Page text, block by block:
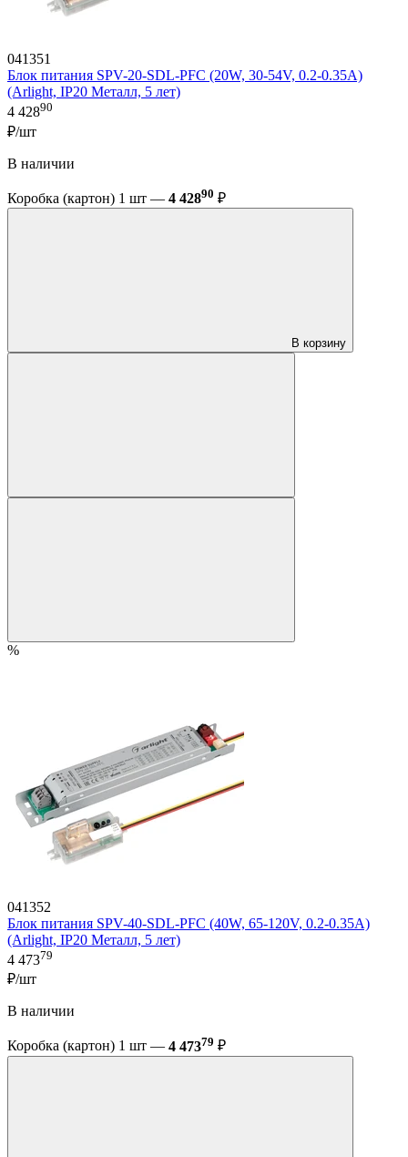
041351
Блок питания SPV-20-SDL-PFC (20W, 30-54V, 0.2-0.35A)
(Arlight, IP20 Металл, 5 лет)
4 42890
₽/шт
В наличии
Коробка (картон) 1 шт — 4 42890 ₽
В корзину
%
041352
Блок питания SPV-40-SDL-PFC (40W, 65-120V, 0.2-0.35A)
(Arlight, IP20 Металл, 5 лет)
4 47379
₽/шт
В наличии
Коробка (картон) 1 шт — 4 47379 ₽